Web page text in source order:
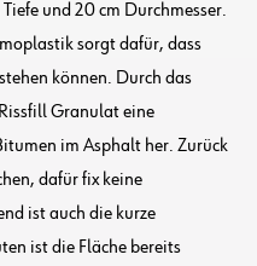
und 20 cm Durchmesser.
sorgt dafür, dass
können. Durch das
Granulat eine
im Asphalt her. Zurück
dafür fix keine
ist auch die kurze
ist die Fläche bereits